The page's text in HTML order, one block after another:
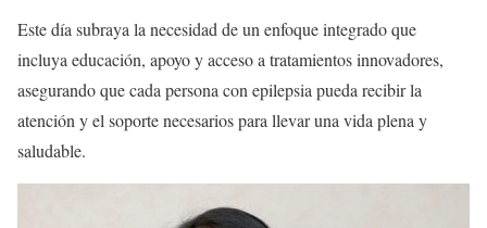
Este día subraya la necesidad de un enfoque integrado que
incluya educación, apoyo y acceso a tratamientos innovadores,
asegurando que cada persona con epilepsia pueda recibir la
atención y el soporte necesarios para llevar una vida plena y
saludable.